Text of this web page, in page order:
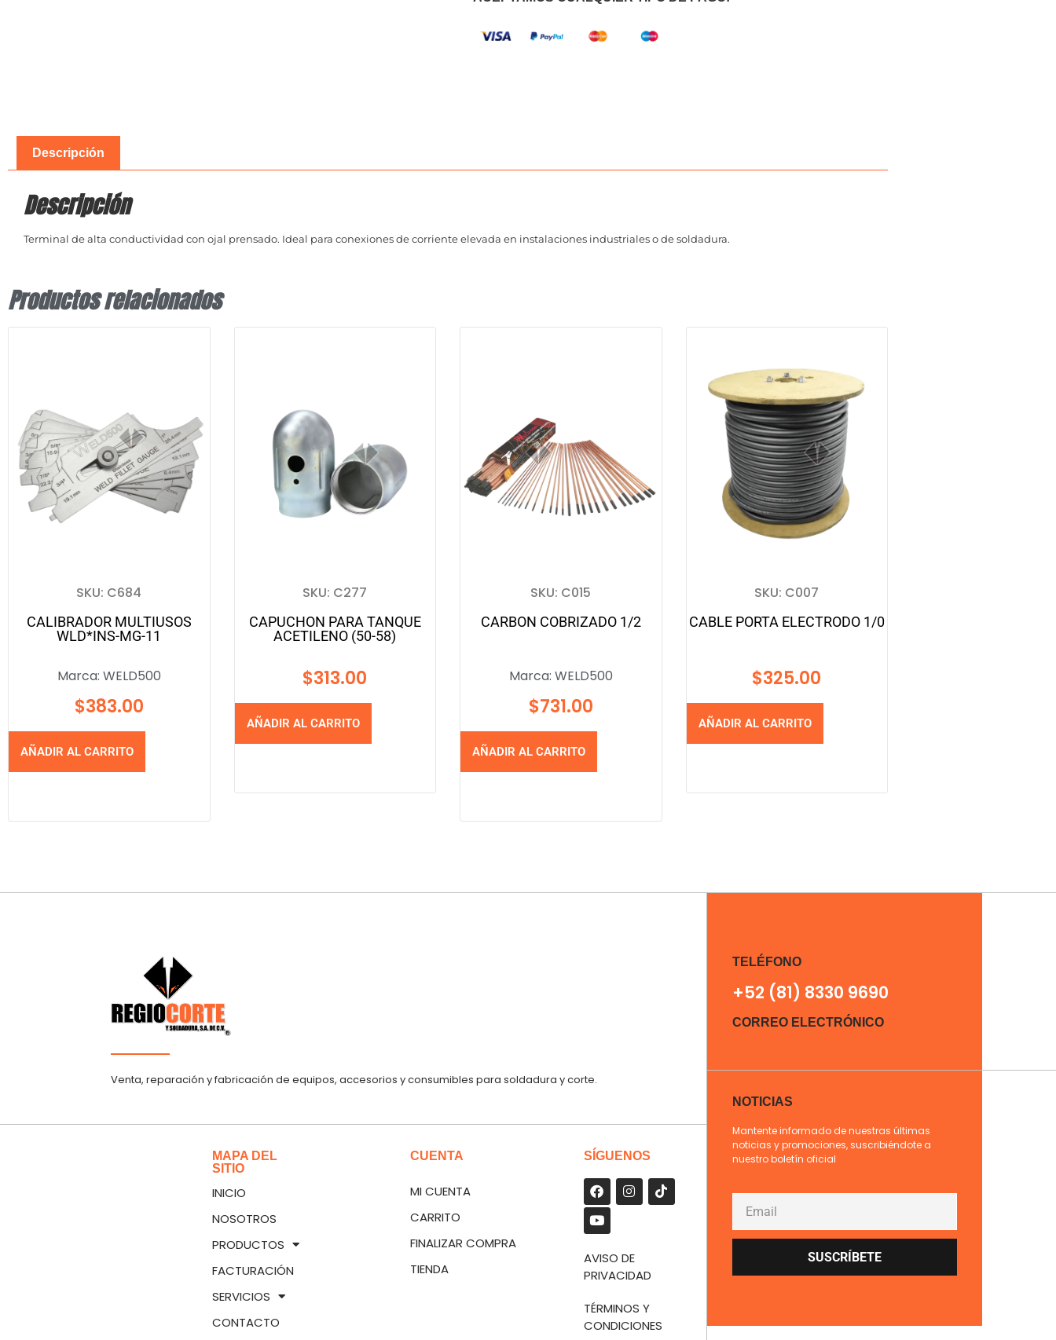
Descripción
Descripción
Terminal de alta conductividad con ojal prensado. Ideal para conexiones de corriente elevada en instalaciones industriales o de soldadura.
Productos relacionados
SKU: C684
CALIBRADOR MULTIUSOS
WLD*INS-MG-11
Marca: WELD500
$383.00
AÑADIR AL CARRITO
SKU: C277
CAPUCHON PARA TANQUE
ACETILENO (50-58)
$313.00
AÑADIR AL CARRITO
SKU: C015
CARBON COBRIZADO 1/2
Marca: WELD500
$731.00
AÑADIR AL CARRITO
SKU: C007
CABLE PORTA ELECTRODO 1/0
$325.00
AÑADIR AL CARRITO
Venta, reparación y fabricación de equipos, accesorios y consumibles para soldadura y corte.
MAPA DEL
SITIO
INICIO
NOSOTROS
PRODUCTOS
FACTURACIÓN
SERVICIOS
CONTACTO
CUENTA
MI CUENTA
CARRITO
FINALIZAR COMPRA
TIENDA
SÍGUENOS
AVISO DE
PRIVACIDAD
TÉRMINOS Y
CONDICIONES
TELÉFONO
+52 (81) 8330 9690
CORREO ELECTRÓNICO
NOTICIAS
Mantente informado de nuestras últimas
noticias y promociones, suscribiéndote a
nuestro boletín oficial
SUSCRÍBETE